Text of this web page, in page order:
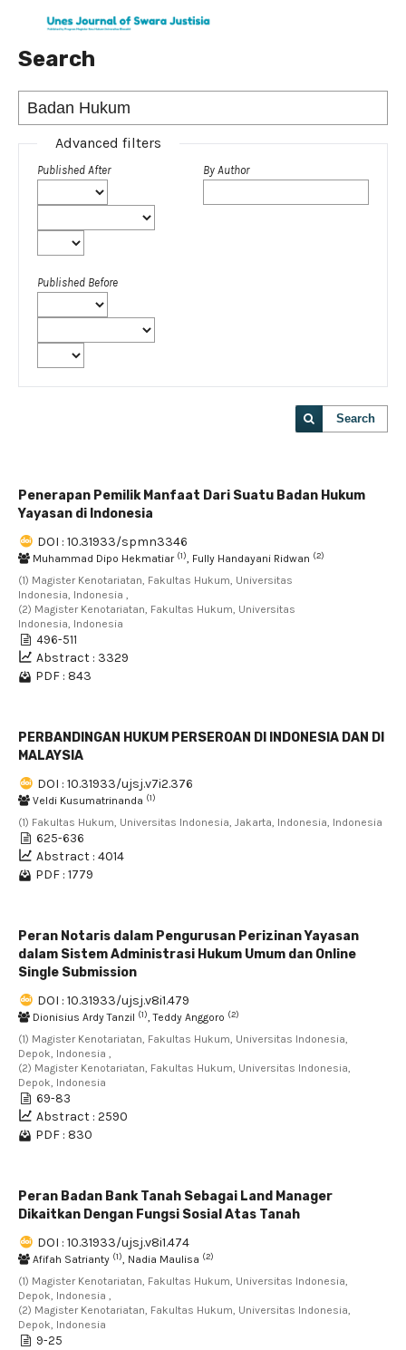
Search
Advanced filters
Published After
Published Before
By Author
Search
Penerapan Pemilik Manfaat Dari Suatu Badan Hukum
Yayasan di Indonesia
DOI : 10.31933/spmn3346
Muhammad Dipo Hekmatiar (1), Fully Handayani Ridwan (2)
(1) Magister Kenotariatan, Fakultas Hukum, Universitas
Indonesia, Indonesia ,
(2) Magister Kenotariatan, Fakultas Hukum, Universitas
Indonesia, Indonesia
496-511
Abstract : 3329
PDF : 843
PERBANDINGAN HUKUM PERSEROAN DI INDONESIA DAN DI
MALAYSIA
DOI : 10.31933/ujsj.v7i2.376
Veldi Kusumatrinanda (1)
(1) Fakultas Hukum, Universitas Indonesia, Jakarta, Indonesia, Indonesia
625-636
Abstract : 4014
PDF : 1779
Peran Notaris dalam Pengurusan Perizinan Yayasan
dalam Sistem Administrasi Hukum Umum dan Online
Single Submission
DOI : 10.31933/ujsj.v8i1.479
Dionisius Ardy Tanzil (1), Teddy Anggoro (2)
(1) Magister Kenotariatan, Fakultas Hukum, Universitas Indonesia,
Depok, Indonesia ,
(2) Magister Kenotariatan, Fakultas Hukum, Universitas Indonesia,
Depok, Indonesia
69-83
Abstract : 2590
PDF : 830
Peran Badan Bank Tanah Sebagai Land Manager
Dikaitkan Dengan Fungsi Sosial Atas Tanah
DOI : 10.31933/ujsj.v8i1.474
Afifah Satrianty (1), Nadia Maulisa (2)
(1) Magister Kenotariatan, Fakultas Hukum, Universitas Indonesia,
Depok, Indonesia ,
(2) Magister Kenotariatan, Fakultas Hukum, Universitas Indonesia,
Depok, Indonesia
9-25